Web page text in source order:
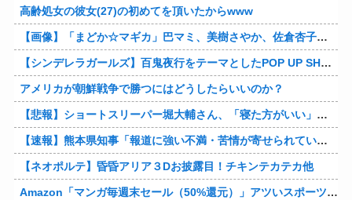
高齢処女の彼女(27)の初めてを頂いたからwww
【画像】「まどか☆マギカ」巴マミ、美樹さやか、佐倉杏子エロすぎ放課後えんこーハメ撮りどぴゅどぴゅエチエチが最高すぎる❣
【シンデレラガールズ】百鬼夜行をテーマとしたPOP UP SHOPが東京・大阪にて開催
アメリカが朝鮮戦争で勝つにはどうしたらいいのか？
【悲報】ショートスリーパー堀大輔さん、「寝た方がいい」などと誹謗中傷され配信中に泣き出してしまう
【速報】熊本県知事「報道に強い不満・苦情が寄せられている」→TBSの報道特集がまさにそれな件他
【ネオポルテ】昏昏アリア３Dお披露目！チキンテカテカ他
Amazon「マンガ毎週末セール（50%還元）」アツいスポーツマンガ祭り最終日到来！！！他